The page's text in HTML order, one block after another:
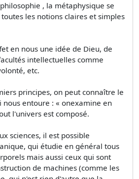
, la métaphysique se
les notions claires et simples
en nous une idée de Dieu, de
intellectuelles comme
etc.
principes, on peut connaître le
entoure : « onexamine en
l'univers est composé.
sciences, il est possible
qui étudie en général tous
mais aussi ceux qui sont
de machines (comme les